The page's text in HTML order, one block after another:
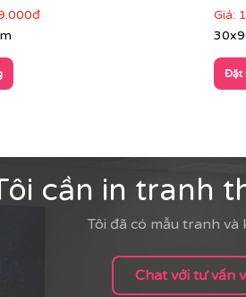
Giá:
Đặt
cần in tranh
Tôi đã có mẫu tranh và
Chat với tư vấn